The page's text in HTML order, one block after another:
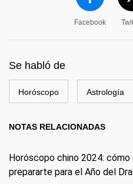
Facebook
Se habló de
Horóscopo Astrología
NOTAS RELACIONADAS
Horóscopo chino 2024:
prepararte para el Año del